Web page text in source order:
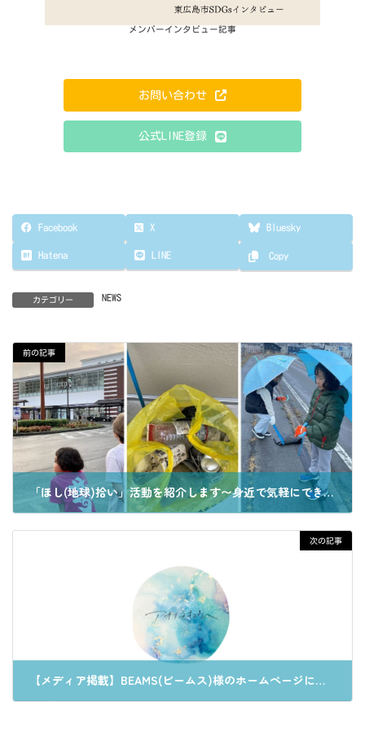
メンバーインタビュー記事
お問い合わせ
公式LINE登録
Facebook X Bluesky
Hatena LINE Copy
カテゴリー NEWS
前の記事
「ほし(地球)拾い」活動を紹介します〜身近で気軽にできる社会貢献
次の記事
【メディア掲載】BEAMS(ビームス)様のホームページにてアオイチキュウヘの取り組みをご紹介いただきました